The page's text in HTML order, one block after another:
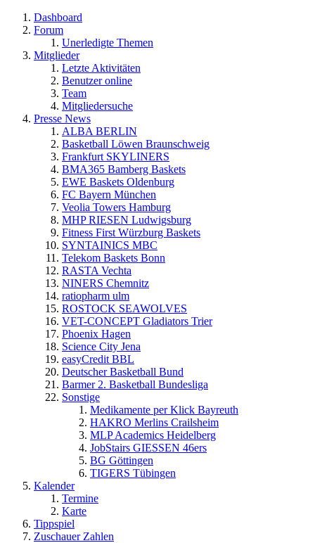
Dashboard
Forum
Unerledigte Themen
Mitglieder
Letzte Aktivitäten
Benutzer online
Team
Mitgliedersuche
Presse News
ALBA BERLIN
Basketball Löwen Braunschweig
Frankfurt SKYLINERS
BMA365 Bamberg Baskets
EWE Baskets Oldenburg
FC Bayern München
Veolia Towers Hamburg
MHP RIESEN Ludwigsburg
Fitness First Würzburg Baskets
SYNTAINICS MBC
Telekom Baskets Bonn
RASTA Vechta
NINERS Chemnitz
ratiopharm ulm
ROSTOCK SEAWOLVES
VET-CONCEPT Gladiators Trier
Phoenix Hagen
Science City Jena
easyCredit BBL
Deutscher Basketball Bund
Barmer 2. Basketball Bundesliga
Sonstige
Medikamente per Klick Bayreuth
HAKRO Merlins Crailsheim
MLP Academics Heidelberg
JobStairs GIESSEN 46ers
BG Göttingen
TIGERS Tübingen
Kalender
Termine
Karte
Tippspiel
Zuschauer Zahlen